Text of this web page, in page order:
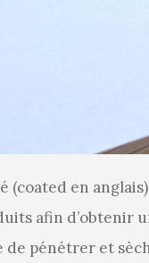
(coated en
afin d’obtenir
de pénétrer et